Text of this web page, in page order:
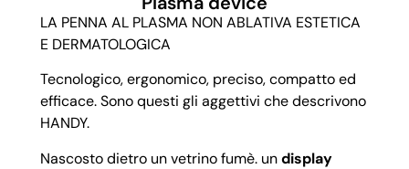
LA PENNA AL PLASMA NON ABLATIVA ESTETICA
E DERMATOLOGICA
Tecnologico, ergonomico, preciso, compatto ed
efficace. Sono questi gli aggettivi che descrivono
HANDY.
Nascosto dietro un vetrino fumè. undisplay